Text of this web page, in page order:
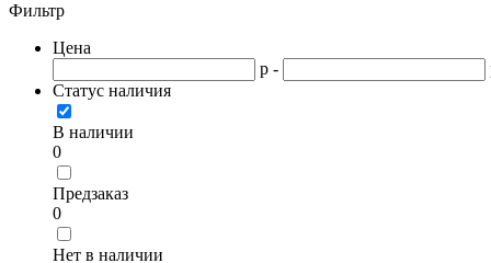
Фильтр
Цена
р -
Статус наличия
В наличии
0
Предзаказ
0
Нет в наличии